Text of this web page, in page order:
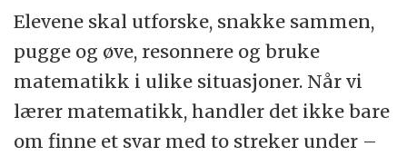
Elevene skal utforske, snakke sammen,
pugge og øve, resonnere og bruke
matematikk i ulike situasjoner. Når vi
lærer matematikk, handler det ikke bare
om finne et svar med to streker under –